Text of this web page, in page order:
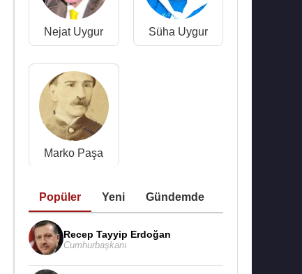
Nejat Uygur Süha Uygur
Marko Paşa
Popüler Yeni Gündemde
Recep Tayyip Erdoğan
Cumhurbaşkanı